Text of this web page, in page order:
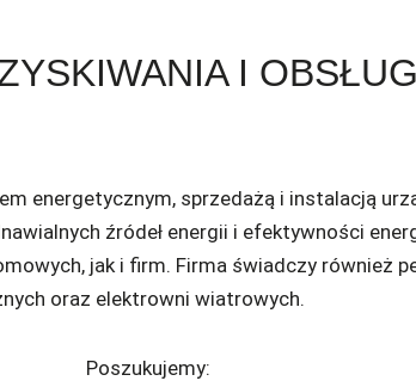
I
energetycznym, sprzedażą i instalacją
źródeł energii i efektywności
jak i firm. Firma świadczy również
oraz elektrowni wiatrowych.
Poszukujemy: